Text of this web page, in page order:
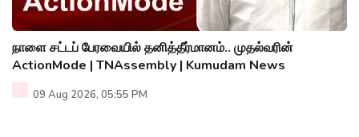
நாளை சட்டப் பேரவையில் தனித்தீர்மானம்.. முதல்வரின்
ActionMode | TNAssembly | Kumudam News
09 Aug 2026, 05:55 PM